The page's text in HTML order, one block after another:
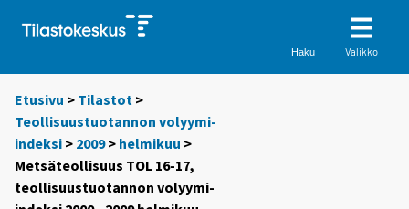
Haku Valikko
Etusivu > Tilastot >
Teollisuustuotannon volyymi-
indeksi > 2009> helmikuu >
Metsäteollisuus TOL 16-17,
teollisuustuotannon volyymi-